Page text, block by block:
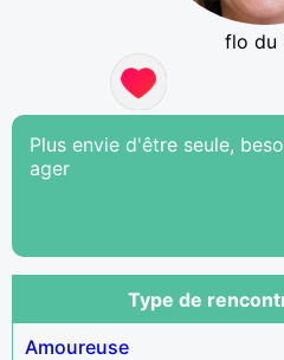
flo du
Plus envie d'être seule,
ager
Type de
Amoureuse